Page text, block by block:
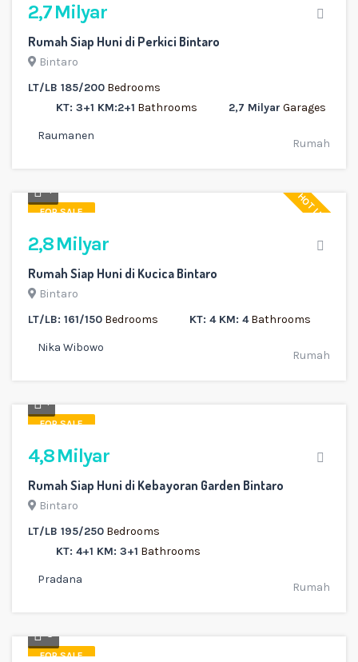
2,7 Milyar
Rumah Siap Huni di Perkici Bintaro
Bintaro
LT/LB 185/200 Bedrooms
KT: 3+1 KM:2+1 Bathrooms 2,7 Milyar Garages
Raumanen
Rumah
FOR SALE HOT LISTING
4
2,8 Milyar
Rumah Siap Huni di Kucica Bintaro
Bintaro
LT/LB: 161/150 Bedrooms KT: 4 KM: 4Bathrooms
Nika Wibowo
Rumah
FOR SALE
1
4,8 Milyar
Rumah Siap Huni di Kebayoran Garden Bintaro
Bintaro
LT/LB 195/250 Bedrooms
KT: 4+1 KM: 3+1 Bathrooms
Pradana
Rumah
FOR SALE
3